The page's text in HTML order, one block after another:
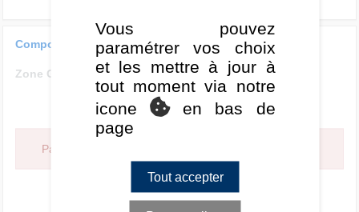
Composition glissante 3 ans
Zone Géographique
Pas d'analyse de style pour cette catégorie de produit.
Vous pouvez
paramétrer vos choix
et les mettre à jour à
tout moment via notre
icone
en bas de
page
Tout accepter